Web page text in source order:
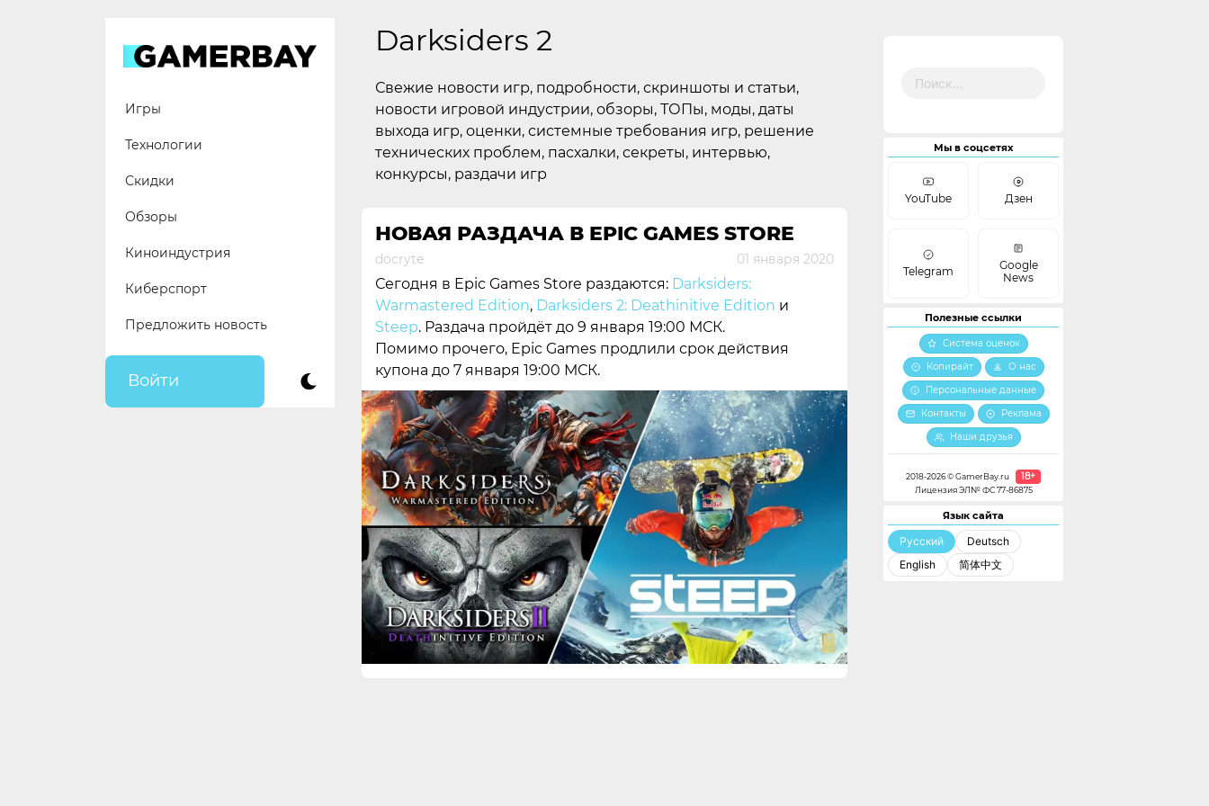
Игры
Технологии
Скидки
Обзоры
Киноиндустрия
Киберспорт
Предложить новость
Войти
Darksiders 2
Свежие новости игр, подробности, скриншоты и статьи,
новости игровой индустрии, обзоры, ТОПы, моды, даты
выхода игр, оценки, системные требования игр, решение
технических проблем, пасхалки, секреты, интервью,
конкурсы, раздачи игр
НОВАЯ РАЗДАЧА В EPIC GAMES STORE
docryte 01 января 2020
Сегодня в Epic Games Store раздаются: Darksiders:
Warmastered Edition, Darksiders 2: Deathinitive Edition и
Steep. Раздача пройдёт до 9 января 19:00 МСК.
Помимо прочего, Epic Games продлили срок действия
купона до 7 января 19:00 МСК.
Мы в соцсетях
YouTube Дзен
Telegram
Google
News
Полезные ссылки
Система оценок
Копирайт
О нас
Персональные данные
Контакты
Реклама
Наши друзья
2018-2026 © GamerBay.ru 18+
Лицензия ЭЛ№ ФС 77-86875
Язык сайта
Русский
Deutsch
English
简体中文